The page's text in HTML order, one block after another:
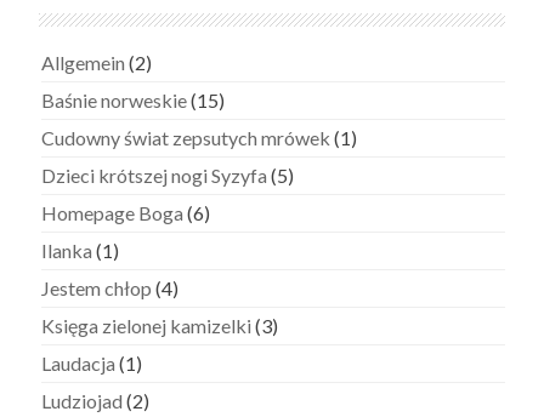
Allgemein (2)
Baśnie norweskie(15)
Cudowny świat zepsutych mrówek (1)
Dzieci krótszej nogi Syzyfa (5)
Homepage Boga (6)
Ilanka (1)
Jestem chłop (4)
Księga zielonej kamizelki (3)
Laudacja (1)
Ludziojad (2)